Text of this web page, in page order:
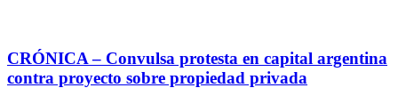
CRÓNICA – Convulsa protesta en capital argentina
contra proyecto sobre propiedad privada